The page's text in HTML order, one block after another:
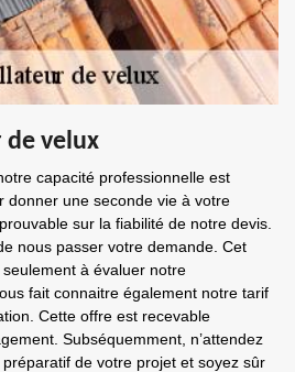
de velux
capacité professionnelle est
donner une seconde vie à votre
sur la fiabilité de notre devis.
nous passer votre demande. Cet
à évaluer notre
fait connaitre également notre tarif
Cette offre est recevable
Subséquemment, n’attendez
de votre projet et soyez sûr